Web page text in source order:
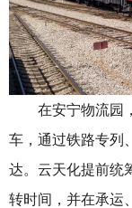
在安宁物流园
车，通过铁路专列
达。云天化提前统
转时间，并在承运